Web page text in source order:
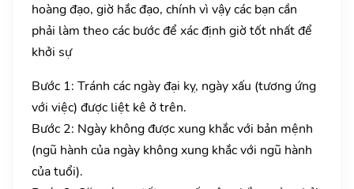
hoàng đạo, giờ hắc đạo, chính vì vậy các bạn cần
phải làm theo các bước để xác định giờ tốt nhất để
khởi sự
Bước 1: Tránh các ngày đại kỵ, ngày xấu (tương ứng
với việc) được liệt kê ở trên.
Bước 2: Ngày không được xung khắc với bản mệnh
(ngũ hành của ngày không xung khắc với ngũ hành
của tuổi).